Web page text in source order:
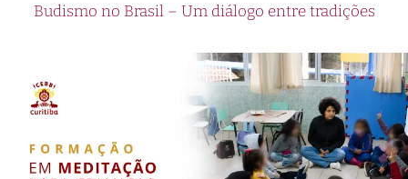
Budismo no Brasil – Um diálogo entre tradições